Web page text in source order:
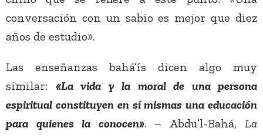
conversación con un sabio es mejor que diez
años de estudio».
Las enseñanzas bahá’ís dicen algo muy
similar: «La vida y la moral de una persona
espiritual constituyen en sí mismas una educación
para quienes la conocen». – Abdu’l-Bahá, La